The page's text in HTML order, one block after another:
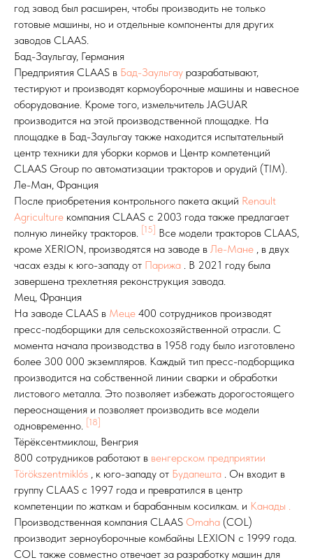
год завод был расширен, чтобы производить не только
готовые машины, но и отдельные компоненты для других
заводов CLAAS.
Бад-Заульгау, Германия
Предприятия CLAAS в Бад-Заульгау разрабатывают,
тестируют и производят кормоуборочные машины и навесное
оборудование. Кроме того, измельчитель JAGUAR
производится на этой производственной площадке. На
площадке в Бад-Заульгау также находится испытательный
центр техники для уборки кормов и Центр компетенций
CLAAS Group по автоматизации тракторов и орудий (TIM).
Ле-Ман, Франция
После приобретения контрольного пакета акций Renault
Agriculture компания CLAAS с 2003 года также предлагает
полную линейку тракторов. [15] Все модели тракторов CLAAS,
кроме XERION, производятся на заводе в Ле-Мане , в двух
часах езды к юго-западу от Парижа . В 2021 году была
завершена трехлетняя реконструкция завода.
Мец, Франция
На заводе CLAAS в Меце 400 сотрудников производят
пресс-подборщики для сельскохозяйственной отрасли. С
момента начала производства в 1958 году было изготовлено
более 300 000 экземпляров. Каждый тип пресс-подборщика
производится на собственной линии сварки и обработки
листового металла. Это позволяет избежать дорогостоящего
переоснащения и позволяет производить все модели
одновременно. [18]
Тёрёксентмиклош, Венгрия
800 сотрудников работают в венгерском предприятии
Törökszentmiklós , к юго-западу от Будапешта . Он входит в
группу CLAAS с 1997 года и превратился в центр
компетенции по жаткам и барабанным косилкам. и Канады .
Производственная компания CLAAS Omaha (COL)
производит зерноуборочные комбайны LEXION с 1999 года.
COL также совместно отвечает за разработку машин для